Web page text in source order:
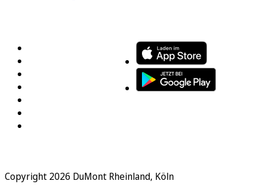
Copyright 2026 DuMont Rheinland, Köln